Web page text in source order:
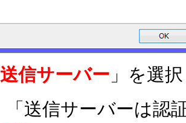
送信サーバー 」を選
「送信サーバーは認